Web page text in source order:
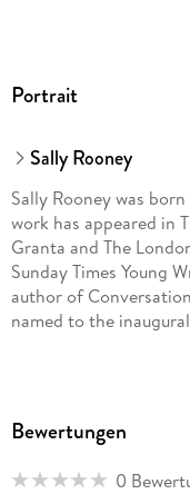
Portrait
Sally Rooney
Sally Rooney was
work has appeared in
Granta and The
Sunday Times Young
author of
named to the
Bewertungen
0